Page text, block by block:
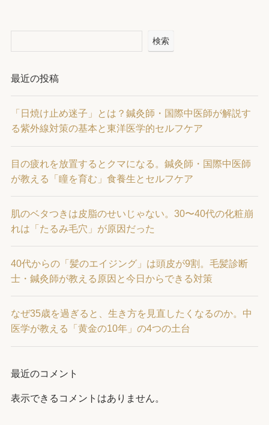
検索
最近の投稿
「日焼け止め迷子」とは？鍼灸師・国際中医師が解説す
る紫外線対策の基本と東洋医学的セルフケア
目の疲れを放置するとクマになる。鍼灸師・国際中医師
が教える「瞳を育む」食養生とセルフケア
肌のベタつきは皮脂のせいじゃない。30〜40代の化粧崩
れは「たるみ毛穴」が原因だった
40代からの「髪のエイジング」は頭皮が9割。毛髪診断
士・鍼灸師が教える原因と今日からできる対策
なぜ35歳を過ぎると、生き方を見直したくなるのか。中
医学が教える「黄金の10年」の4つの土台
最近のコメント
表示できるコメントはありません。